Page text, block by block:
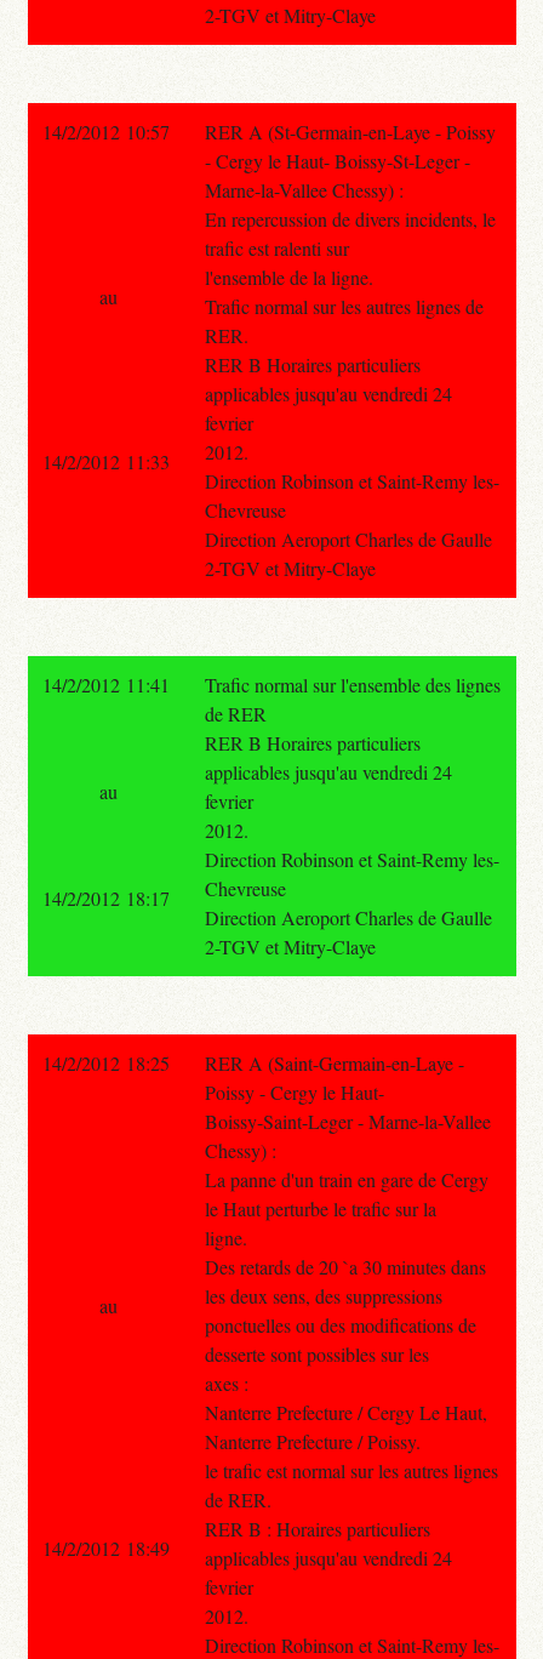
2-TGV et Mitry-Claye
14/2/2012 10:57
RER A (St-Germain-en-Laye - Poissy
- Cergy le Haut- Boissy-St-Leger -
Marne-la-Vallee Chessy) :
En repercussion de divers incidents, le
trafic est ralenti sur
l'ensemble de la ligne.
Trafic normal sur les autres lignes de
RER.
RER B Horaires particuliers
applicables jusqu'au vendredi 24
fevrier
2012.
Direction Robinson et Saint-Remy les-
Chevreuse
Direction Aeroport Charles de Gaulle
2-TGV et Mitry-Claye
au
14/2/2012 11:33
14/2/2012 11:41
Trafic normal sur l'ensemble des lignes
de RER
RER B Horaires particuliers
applicables jusqu'au vendredi 24
fevrier
2012.
Direction Robinson et Saint-Remy les-
Chevreuse
Direction Aeroport Charles de Gaulle
2-TGV et Mitry-Claye
au
14/2/2012 18:17
14/2/2012 18:25
RER A (Saint-Germain-en-Laye -
Poissy - Cergy le Haut-
Boissy-Saint-Leger - Marne-la-Vallee
Chessy) :
La panne d'un train en gare de Cergy
le Haut perturbe le trafic sur la
ligne.
Des retards de 20 `a 30 minutes dans
les deux sens, des suppressions
ponctuelles ou des modifications de
desserte sont possibles sur les
axes :
Nanterre Prefecture / Cergy Le Haut,
Nanterre Prefecture / Poissy.
le trafic est normal sur les autres lignes
de RER.
RER B : Horaires particuliers
applicables jusqu'au vendredi 24
fevrier
2012.
Direction Robinson et Saint-Remy les-
au
14/2/2012 18:49